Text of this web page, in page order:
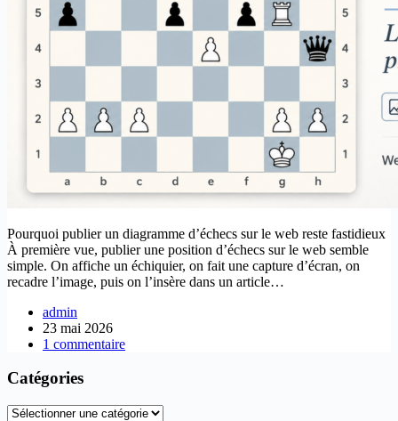
Pourquoi publier un diagramme d’échecs sur le web reste fastidieux
À première vue, publier une position d’échecs sur le web semble
simple. On affiche un échiquier, on fait une capture d’écran, on
recadre l’image, puis on l’insère dans un article…
admin
23 mai 2026
1 commentaire
Catégories
Catégories